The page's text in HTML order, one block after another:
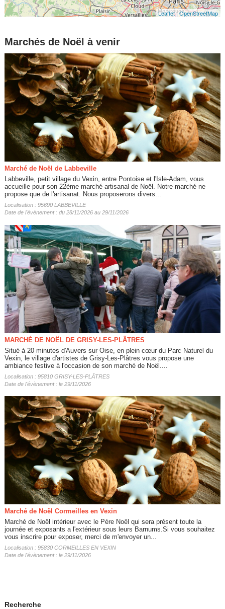
Leaflet|OpenStreetMap
Marchés de Noël à venir
Marché de Noël de Labbeville
Labbeville, petit village du Vexin, entre Pontoise et l'Isle-Adam, vous
accueille pour son 22ème marché artisanal de Noël. Notre marché ne
propose que de l'artisanat. Nous proposerons divers...
Localisation : 95690 LABBEVILLE
Date de l'évènement : du 28/11/2026 au 29/11/2026
MARCHÉ DE NOËL DE GRISY-LES-PLÂTRES
Situé à 20 minutes d'Auvers sur Oise, en plein cœur du Parc Naturel du
Vexin, le village d'artistes de Grisy-Les-Plâtres vous propose une
ambiance festive à l'occasion de son marché de Noël....
Localisation : 95810 GRISY-LES-PLÂTRES
Date de l'évènement : le 29/11/2026
Marché de Noël Cormeilles en Vexin
Marché de Noël intérieur avec le Père Noël qui sera présent toute la
journée et exposants a l'extérieur sous leurs Barnums.Si vous souhaitez
vous inscrire pour exposer, merci de m'envoyer un...
Localisation : 95830 CORMEILLES EN VEXIN
Date de l'évènement : le 29/11/2026
Recherche